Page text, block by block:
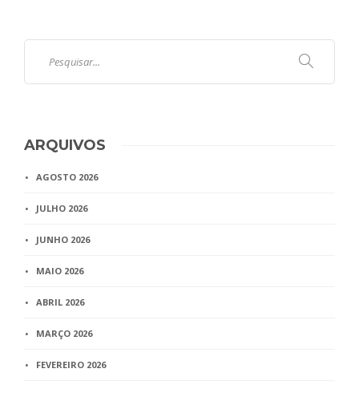
ARQUIVOS
AGOSTO 2026
JULHO 2026
JUNHO 2026
MAIO 2026
ABRIL 2026
MARÇO 2026
FEVEREIRO 2026